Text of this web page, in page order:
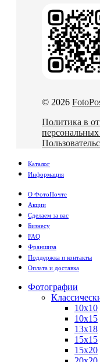
© 2026
Политика в
Каталог
Информация
О ФотоПочте
Акции
Сделаем за вас
Бизнесу
FAQ
Франшиза
Поддержка и контакты
Оплата и доставка
Фотографии
10х10
10х15
13х18
15х15
15х20